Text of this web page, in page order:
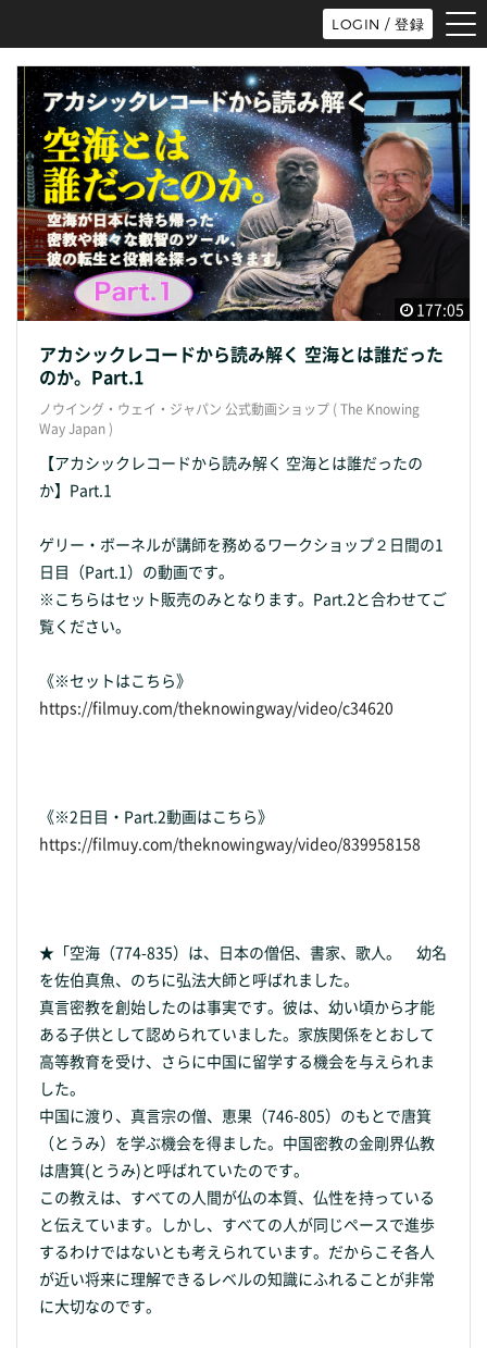
LOGIN / 登録
177:05
アカシックレコードから読み解く 空海とは誰だった
のか。Part.1
ノウイング・ウェイ・ジャパン 公式動画ショップ ( The Knowing
Way Japan )
【アカシックレコードから読み解く 空海とは誰だったの
か】Part.1
ゲリー・ボーネルが講師を務めるワークショップ２日間の1
日目（Part.1）の動画です。
※こちらはセット販売のみとなります。Part.2と合わせてご
覧ください。
《※セットはこちら》
https://filmuy.com/theknowingway/video/c34620
《※2日目・Part.2動画はこちら》
https://filmuy.com/theknowingway/video/839958158
★「空海（774-835）は、日本の僧侶、書家、歌人。 幼名
を佐伯真魚、のちに弘法大師と呼ばれました。
真言密教を創始したのは事実です。彼は、幼い頃から才能
ある子供として認められていました。家族関係をとおして
高等教育を受け、さらに中国に留学する機会を与えられま
した。
中国に渡り、真言宗の僧、恵果（746-805）のもとで唐箕
（とうみ）を学ぶ機会を得ました。中国密教の金剛界仏教
は唐箕(とうみ)と呼ばれていたのです。
この教えは、すべての人間が仏の本質、仏性を持っている
と伝えています。しかし、すべての人が同じペースで進歩
するわけではないとも考えられています。だからこそ各人
が近い将来に理解できるレベルの知識にふれることが非常
に大切なのです。